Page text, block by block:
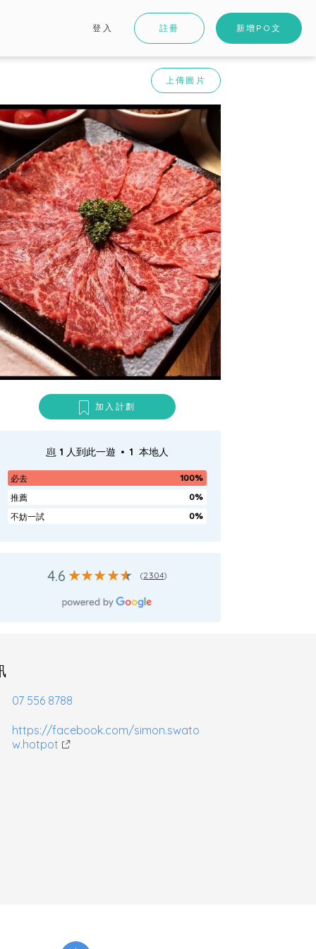
登入 註冊 新增PO文
上傳圖片
加入計劃
1 人到此一遊 . 1 本地人
必去
100%
推薦
0%
不妨一試
0%
4.6 (2304)
07 556 8788
https://facebook.com/simon.swato
w.hotpot